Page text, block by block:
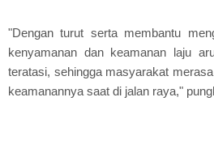
"Dengan turut serta membantu
kenyamanan dan keamanan laju
teratasi, sehingga masyarakat
keamanannya saat di jalan raya,"